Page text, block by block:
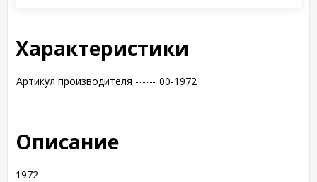
Характеристики
Артикул производителя 00-1972
Описание
1972